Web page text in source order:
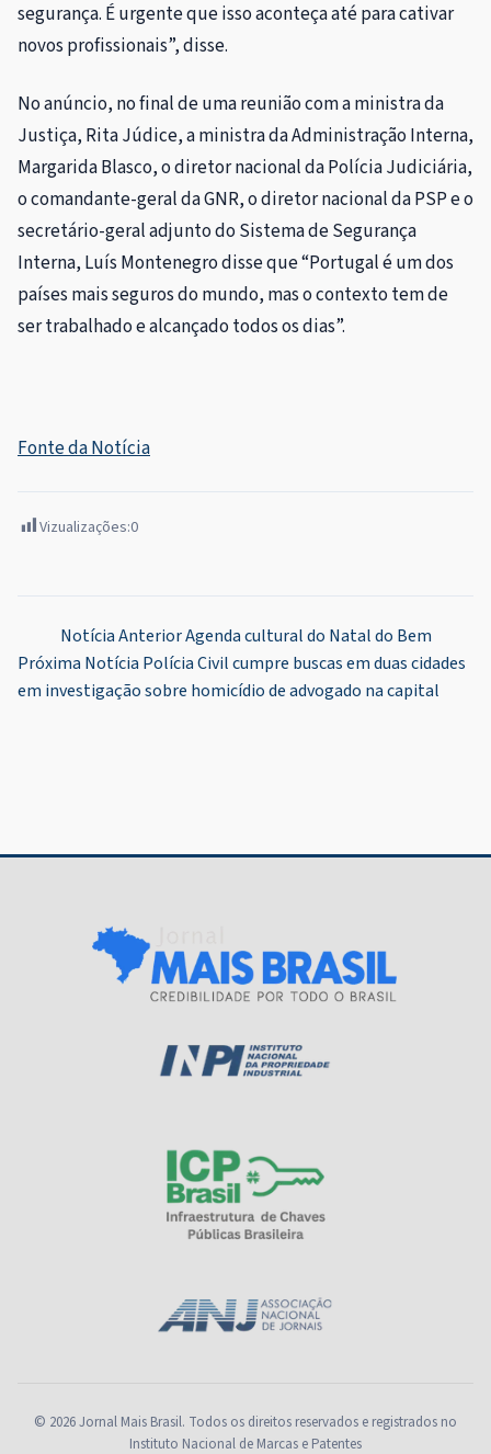
segurança. É urgente que isso aconteça até para cativar
novos profissionais”, disse.
No anúncio, no final de uma reunião com a ministra da
Justiça, Rita Júdice, a ministra da Administração Interna,
Margarida Blasco, o diretor nacional da Polícia Judiciária,
o comandante-geral da GNR, o diretor nacional da PSP e o
secretário-geral adjunto do Sistema de Segurança
Interna, Luís Montenegro disse que “Portugal é um dos
países mais seguros do mundo, mas o contexto tem de
ser trabalhado e alcançado todos os dias”.
Fonte da Notícia
Vizualizações:0
Navegação
de
Notícia AnteriorAgenda cultural do Natal do Bem
Próxima Notícia Polícia Civil cumpre buscas em duas cidades
em investigação sobre homicídio de advogado na capital
© 2026 Jornal Mais Brasil. Todos os direitos reservados e registrados no
Instituto Nacional de Marcas e Patentes